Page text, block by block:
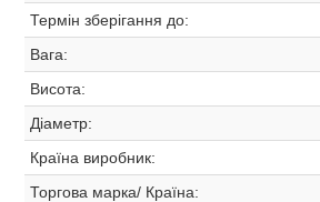
Термін зберігання до:
Вага:
Висота:
Діаметр:
Країна виробник:
Торгова марка/ Країна: